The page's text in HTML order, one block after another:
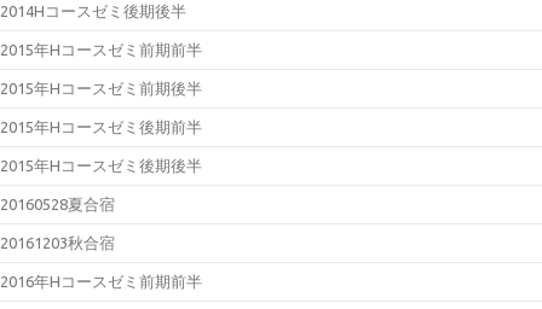
2014Hコースゼミ後期後半
2015年Hコースゼミ前期前半
2015年Hコースゼミ前期後半
2015年Hコースゼミ後期前半
2015年Hコースゼミ後期後半
20160528夏合宿
20161203秋合宿
2016年Hコースゼミ前期前半